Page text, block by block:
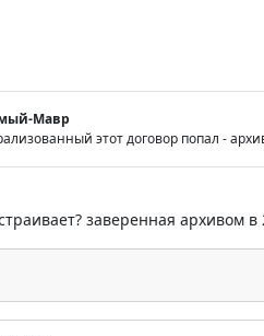
Мавр
этот договор попал -
заверенная архивом в